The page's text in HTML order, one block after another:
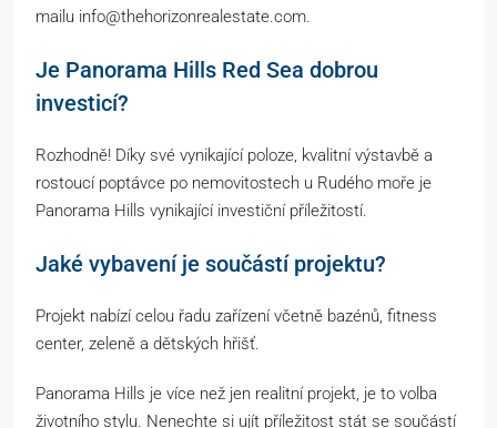
mailu info@thehorizonrealestate.com.
Je Panorama Hills Red Sea dobrou
investicí?
Rozhodně! Díky své vynikající poloze, kvalitní výstavbě a
rostoucí poptávce po nemovitostech u Rudého moře je
Panorama Hills vynikající investiční příležitostí.
Jaké vybavení je součástí projektu?
Projekt nabízí celou řadu zařízení včetně bazénů, fitness
center, zeleně a dětských hřišť.
Panorama Hills je více než jen realitní projekt, je to volba
životního stylu. Nenechte si ujít příležitost stát se součástí